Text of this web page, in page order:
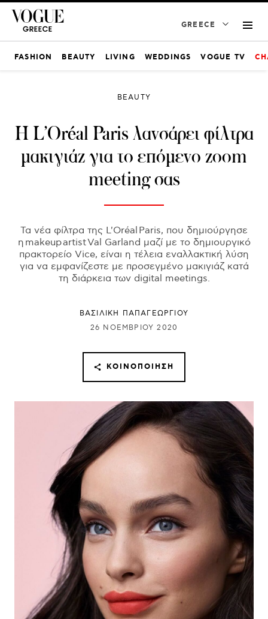
GREECE
FASHION BEAUTY LIVING WEDDINGS VOGUE TV
BEAUTY
Η L’Oréal Paris λανσάρει φίλτρα
μακιγιάζ για το επόμενο zoom
meeting σας
Τα νέα φίλτρα της L'Oréal Paris, που δημιούργησε
η makeup artist Val Garland μαζί με το δημιουργικό
πρακτορείο Vice, είναι η τέλεια εναλλακτική λύση
για να εμφανίζεστε με προσεγμένο μακιγιάζ κατά
τη διάρκεια των digital meetings.
ΒΑΣΙΛΙΚΗ ΠΑΠΑΓΕΩΡΓΙΟΥ
26 ΝΟΕΜΒΡΊΟΥ 2020
ΚΟΙΝΟΠΟΊΗΣΗ